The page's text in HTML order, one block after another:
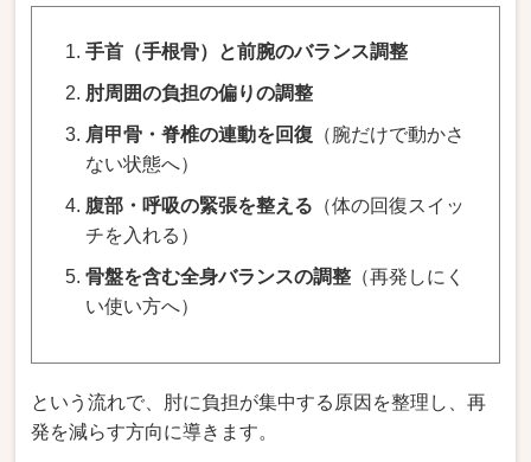
手首（手根骨）と前腕のバランス調整
肘周囲の負担の偏りの調整
肩甲骨・脊椎の連動を回復 （腕だけで動かさ
ない状態へ）
腹部・呼吸の緊張を整える （体の回復スイッ
チを入れる）
骨盤を含む全身バランスの調整 （再発しにく
い使い方へ）
という流れで、肘に負担が集中する原因を整理し、再
発を減らす方向に導きます。